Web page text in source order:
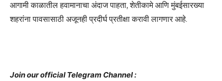
आगामी काळातील हवामानाचा अंदाज पाहता, शेतीकामे आणि मुंबईसारख्या
शहरांना पावसासाठी अजूनही प्रदीर्घ प्रतीक्षा करावी लागणार आहे.
Join our official Telegram Channel :